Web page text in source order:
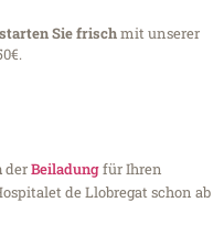
starten Sie frischmit unserer
derBeiladungfür Ihren
de Llobregat schon ab